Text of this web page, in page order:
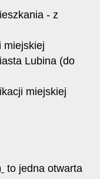
- z
miejskiej
Lubina (do
miejskiej
to jedna otwarta